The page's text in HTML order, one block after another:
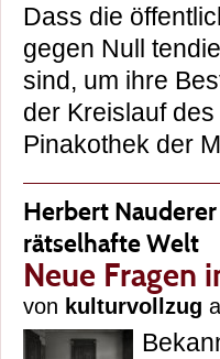
Dass die
gegen Null
sind, um ihre
der Kreislauf
Pinakothek der
Herbert
rätselhafte Welt
Neue Fragen
von kulturvollzug